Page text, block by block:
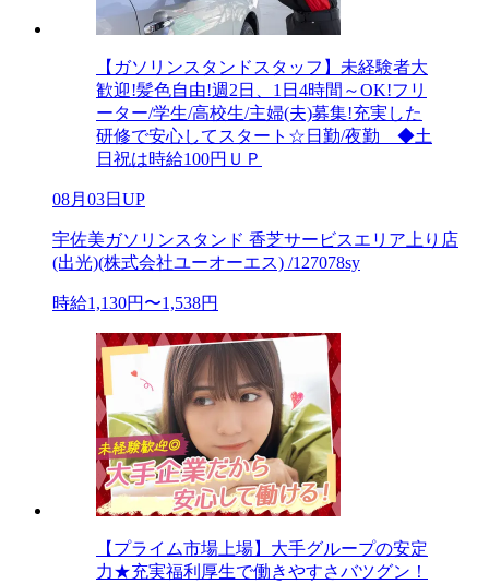
【ガソリンスタンドスタッフ】未経験者大
歓迎!髪色自由!週2日、1日4時間～OK!フリ
ーター/学生/高校生/主婦(夫)募集!充実した
研修で安心してスタート☆日勤/夜勤 ◆土
日祝は時給100円ＵＰ
08月03日UP
宇佐美ガソリンスタンド 香芝サービスエリア上り店
(出光)(株式会社ユーオーエス) /127078sy
時給1,130円〜1,538円
【プライム市場上場】大手グループの安定
力★充実福利厚生で働きやすさバツグン！